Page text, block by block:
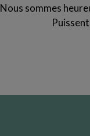
Nous sommes